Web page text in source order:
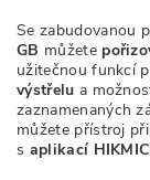
Se zabudovanou
GB můžete
užitečnou funkcí
výstřelu a
zaznamenaných
můžete přístroj
s aplikací